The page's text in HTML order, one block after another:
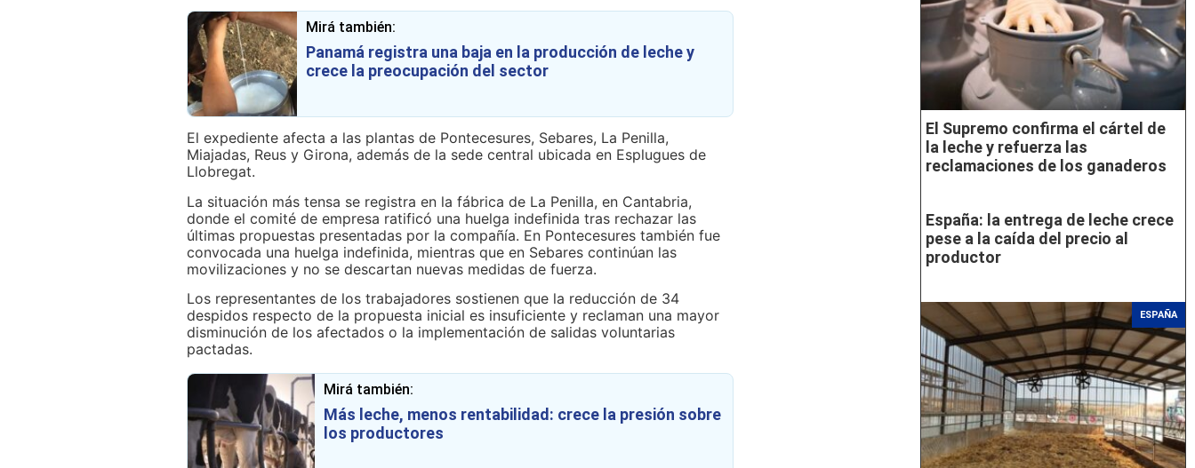
Mirá también:
Panamá registra una baja en la producción de leche y
crece la preocupación del sector
El expediente afecta a las plantas de Pontecesures, Sebares, La Penilla,
Miajadas, Reus y Girona, además de la sede central ubicada en Esplugues de
Llobregat.
La situación más tensa se registra en la fábrica de La Penilla, en Cantabria,
donde el comité de empresa ratificó una huelga indefinida tras rechazar las
últimas propuestas presentadas por la compañía. En Pontecesures también fue
convocada una huelga indefinida, mientras que en Sebares continúan las
movilizaciones y no se descartan nuevas medidas de fuerza.
Los representantes de los trabajadores sostienen que la reducción de 34
despidos respecto de la propuesta inicial es insuficiente y reclaman una mayor
disminución de los afectados o la implementación de salidas voluntarias
pactadas.
Mirá también:
Más leche, menos rentabilidad: crece la presión sobre
los productores
El Supremo confirma el cártel de
la leche y refuerza las
reclamaciones de los ganaderos
España: la entrega de leche crece
pese a la caída del precio al
productor
ESPAÑA